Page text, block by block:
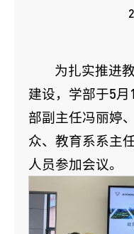
为扎实推进
建设，学部于5
部副主任冯丽婷
众、教育系系主
人员参加会议。